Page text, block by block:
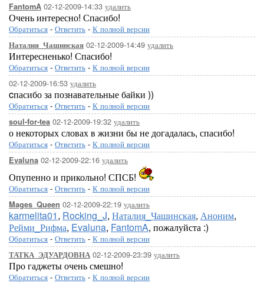
FantomA 02-12-2009-14:33 удалить
Очень интересно! Спасибо!
Обратиться - Ответить - К полной версии
Наталия_Чашинская 02-12-2009-14:49 удалить
Интересненько! Спасибо!
Обратиться - Ответить - К полной версии
02-12-2009-16:53 удалить
cпасибо за познавательные байки ))
Обратиться - Ответить - К полной версии
soul-for-tea 02-12-2009-19:32 удалить
о некоторых словах в жизни бы не догадалась, спасибо!
Обратиться - Ответить - К полной версии
Evaluna 02-12-2009-22:16 удалить
Опупенно и прикольно! СПСБ!
Обратиться - Ответить - К полной версии
Mages_Queen 02-12-2009-22:19 удалить
karmelita01, Rocking_J, Наталия_Чашинская, Аноним,
Рейми_Рифма, Evaluna, FantomA, пожалуйста :)
Обратиться - Ответить - К полной версии
ТАТКА_ЭДУАРДОВНА 02-12-2009-23:39 удалить
Про гаджеты очень смешно!
Обратиться - Ответить - К полной версии